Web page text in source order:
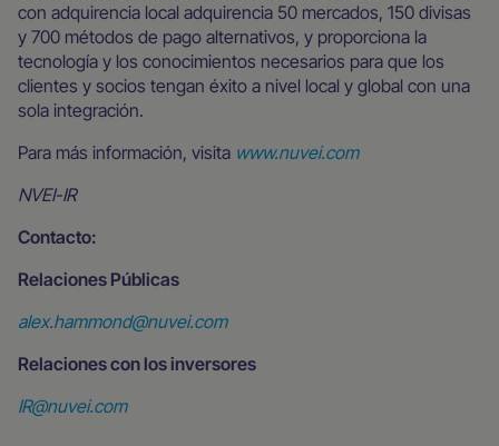
con adquirencia local adquirencia 50 mercados, 150 divisas
y 700 métodos de pago alternativos, y proporciona la
tecnología y los conocimientos necesarios para que los
clientes y socios tengan éxito a nivel local y global con una
sola integración.
Para más información, visita www.nuvei.com
NVEI-IR
Contacto:
Relaciones Públicas
alex.hammond@nuvei.com
Relaciones con los inversores
IR@nuvei.com